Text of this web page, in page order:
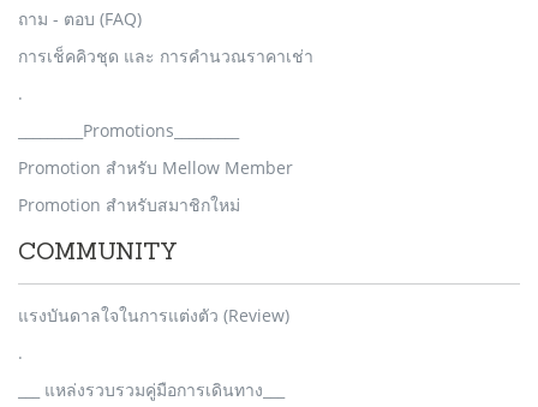
ถาม - ตอบ (FAQ)
การเช็คคิวชุด และ การคำนวณราคาเช่า
.
_________Promotions_________
Promotion สำหรับ Mellow Member
Promotion สำหรับสมาชิกใหม่
COMMUNITY
แรงบันดาลใจในการแต่งตัว (Review)
.
___ แหล่งรวบรวมคู่มือการเดินทาง___